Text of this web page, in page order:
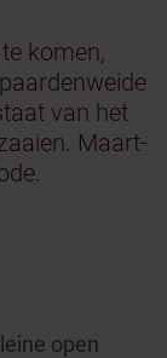
komen,
van het
Maart-
open